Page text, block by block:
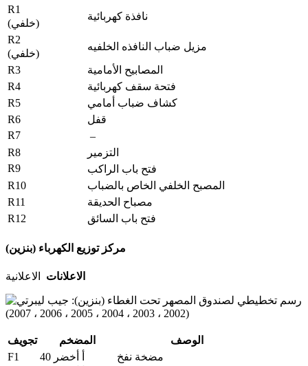
R1
(خلفي)
نافذة كهربائية
R2
(خلفي)
مزيل ضباب النافذه الخلفيه
R3
المصابيح الأمامية
R4
فتحة سقف كهربائية
R5
كشاف ضباب أمامي
R6
قفل
R7
–
R8
التزمير
R9
فتح باب الراكب
R10
المصبح الخلفي الخاص بالضباب
R11
مصباح الحديقة
R12
فتح باب السائق
مركز توزيع الكهرباء (بنزين)
الاعلانات الاعلانية
تجويف المضخم
الوصف
F1
40 أ أخضر
مضخة نفخ